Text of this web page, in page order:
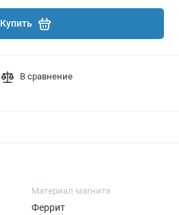
Купить
В сравнение
Материал магнита
Феррит